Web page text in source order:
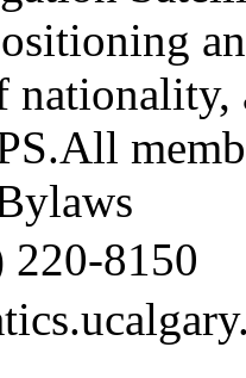
nationality,
8150